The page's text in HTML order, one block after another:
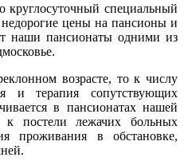
круглосуточный специальный
недорогие цены на пансионы и
наши пансионаты одними из
возрасте, то к числу
и терапия сопутствующих
в пансионатах нашей
постели лежачих больных
проживания в обстановке,